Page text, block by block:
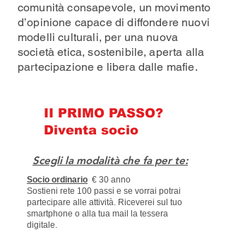
comunità consapevole, un movimento
d’opinione capace di diffondere nuovi
modelli culturali, per una nuova
società etica, sostenibile, aperta alla
partecipazione e libera dalle mafie.
II PRIMO PASSO?
Diventa socio
Scegli la modalità che fa per te:
Socio ordinario € 30 anno
Sostieni rete 100 passi e se vorrai potrai
partecipare alle attività. Riceverei sul tuo
smartphone o alla tua mail la tessera
digitale.